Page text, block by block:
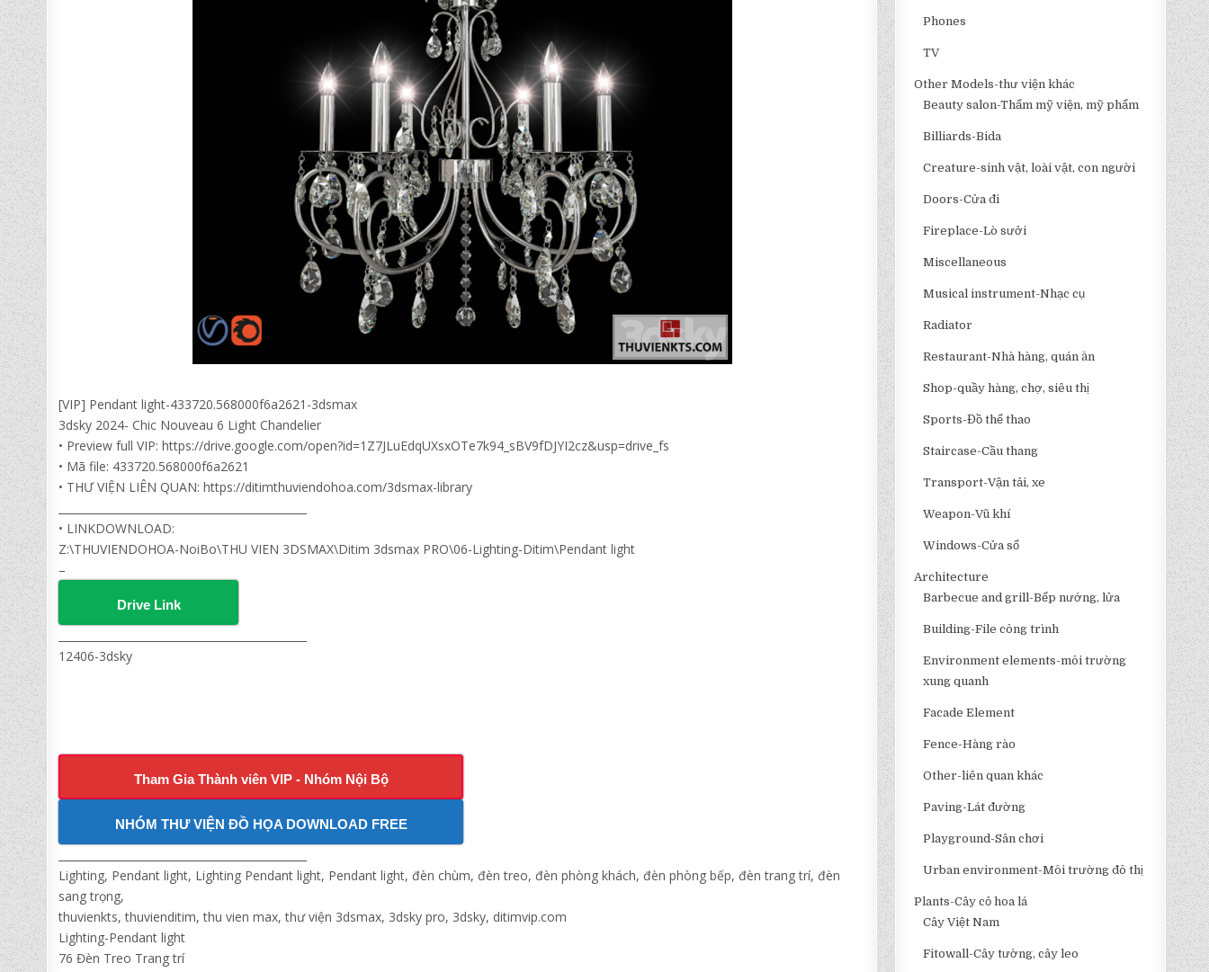
[VIP] Pendant light-433720.568000f6a2621-3dsmax
3dsky 2024- Chic Nouveau 6 Light Chandelier
• Preview full VIP: https://drive.google.com/open?id=1Z7JLuEdqUXsxOTe7k94_sBV9fDJYI2cz&usp=drive_fs
• Mã file: 433720.568000f6a2621
• THƯ VIỆN LIÊN QUAN: https://ditimthuviendohoa.com/3dsmax-library
• LINKDOWNLOAD:
Z:\THUVIENDOHOA-NoiBo\THU VIEN 3DSMAX\Ditim 3dsmax PRO\06-Lighting-Ditim\Pendant light
–
Drive Link
12406-3dsky
Tham Gia Thành viên VIP - Nhóm Nội Bộ
NHÓM THƯ VIỆN ĐỒ HỌA DOWNLOAD FREE
Lighting, Pendant light, Lighting Pendant light, Pendant light, đèn chùm, đèn treo, đèn phòng khách, đèn phòng bếp, đèn trang trí, đèn
sang trọng,
thuvienkts, thuvienditim, thu vien max, thư viện 3dsmax, 3dsky pro, 3dsky, ditimvip.com
Lighting-Pendant light
76 Đèn Treo Trang trí
Phones
TV
Other Models-thư viện khác
Beauty salon-Thẩm mỹ viện, mỹ phẩm
Billiards-Bida
Creature-sinh vật, loài vật, con người
Doors-Cửa đi
Fireplace-Lò sưởi
Miscellaneous
Musical instrument-Nhạc cụ
Radiator
Restaurant-Nhà hàng, quán ăn
Shop-quầy hàng, chợ, siêu thị
Sports-Đồ thể thao
Staircase-Cầu thang
Transport-Vận tải, xe
Weapon-Vũ khí
Windows-Cửa sổ
Architecture
Barbecue and grill-Bếp nướng, lửa
Building-File công trình
Environment elements-môi trường
xung quanh
Facade Element
Fence-Hàng rào
Other-liên quan khác
Paving-Lát đường
Playground-Sân chơi
Urban environment-Môi trường đô thị
Plants-Cây cỏ hoa lá
Cây Việt Nam
Fitowall-Cây tường, cây leo